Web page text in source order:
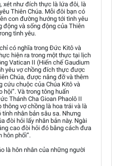
xét như đích thực là lứa đôi, là
Thiên Chúa. Mỗi đôi bạn có
con đường hướng tới tình yêu
động và sống động của Thiên
tình yêu.
có nghĩa trong Đức Kitô và
hiện ra trong một thực tại lịch
Vatican II (Hiến chế Gaudium
yêu vợ chồng đích thực được
Chúa, được nâng đỡ và thêm
cứu chuộc của Chúa Kitô và
hội”. Và trong tông huấn
Thánh Cha Gioan Phaolô II
vợ chồng là hoa trái và là
nhân bản sâu sa. Nhưng
đòi hỏi lấy nhân bản này. Ngài
cao đòi hỏi đó bằng cách đưa
hôn phối”.
là hôn nhân của những người